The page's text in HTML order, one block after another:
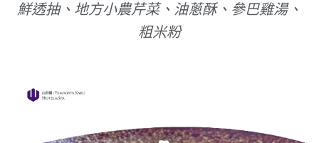
鮮透抽、地方小農芹菜、油蔥酥、參巴雞湯、
粗米粉